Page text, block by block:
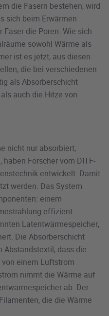
die Fasern bestehen, wird
sich beim Erwärmen
die Poren. Wie sich
sowohl Wärme als
ist es jetzt, aus diesen
die bei verschiedenen
als Absorberschicht
auch die Hitze von
nicht nur absorbiert,
Forscher vom DITF-
entwickelt. Damit
werden. Das System
einem
effizient
Latentwärmespeicher,
Die Absorberschicht
Abstandstextil, dass die
einem Luftstrom
nimmt die Wärme auf
ab. Der
die die Wärme